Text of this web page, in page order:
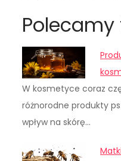
Polecamy
W kosmetyce coraz
różnorodne produkty
wpływ na skórę…